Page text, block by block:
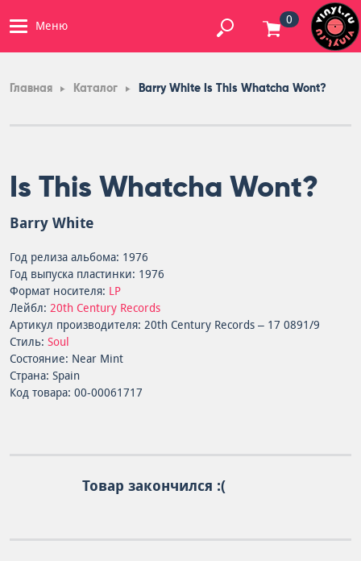
Меню 0
Главная Каталог Barry White Is This Whatcha Wont?
Is This Whatcha Wont?
Barry White
Год релиза альбома: 1976
Год выпуска пластинки: 1976
Формат носителя: LP
Лейбл: 20th Century Records
Артикул производителя: 20th Century Records – 17 0891/9
Стиль: Soul
Состояние: Near Mint
Страна: Spain
Код товара: 00-00061717
Товар закончился :(